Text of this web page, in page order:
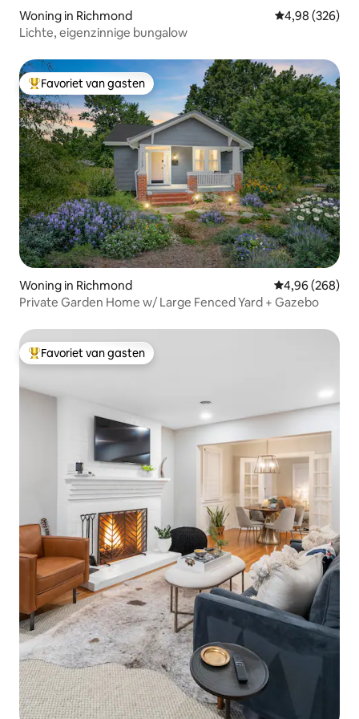
Woning in Richmond Gemiddelde
4,98 (326)
Lichte, eigenzinnige bungalow
Topfavoriet van gasten
Favoriet van gasten
Woning in Richmond Gemiddelde
4,96 (268)
Private Garden Home w/ Large Fenced Yard + Gazebo
Topfavoriet van gasten
Favoriet van gasten